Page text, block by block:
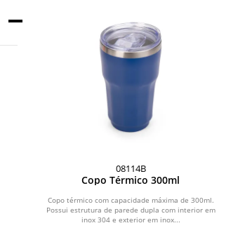
08114B
Copo Térmico 300ml
Copo térmico com capacidade máxima de 300ml.
Possui estrutura de parede dupla com interior em
inox 304 e exterior em inox...